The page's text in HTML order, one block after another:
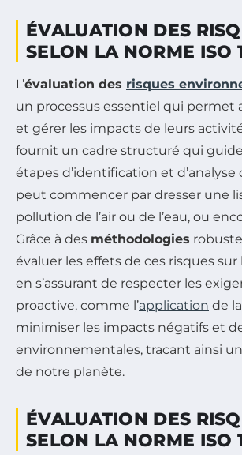
ÉVALUATION DES
SELON LA NORME ISO
L’évaluation des risques
un processus essentiel qui
et gérer les impacts de leurs
fournit un cadre structuré qui
étapes d’identification et
peut commencer par dresser une
pollution de l’air ou de l’eau, ou
Grâce à des méthodologies
évaluer les effets de ces risques sur
en s’assurant de respecter les
proactive, comme l’application de
minimiser les impacts négatifs et
environnementales, tracant ainsi
de notre planète.
ÉVALUATION DES
SELON LA NORME ISO